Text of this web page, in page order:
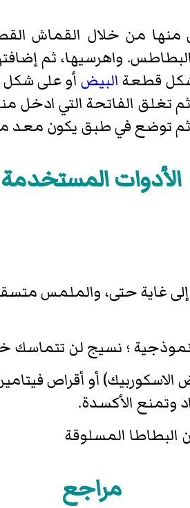
واهرسيها، ثم
قطعة البيض أو على
ثم تغلق الفاتحة التي
الأدوات المستخدمة
غاية حتى، والملمس
نموذجية ؛ نسيج لن تتماسك
أو أقراص
الأكسدة.
المسلوقة
مراجع